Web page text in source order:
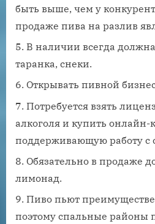
быть выше, чем у
продаже пива на разлив
В наличии всегда должна
таранка, снеки.
Открывать пивной
Потребуется взять
алкоголя и купить онлайн-
поддерживающую работу с
Обязательно в продаже
лимонад.
Пиво пьют
поэтому спальные районы